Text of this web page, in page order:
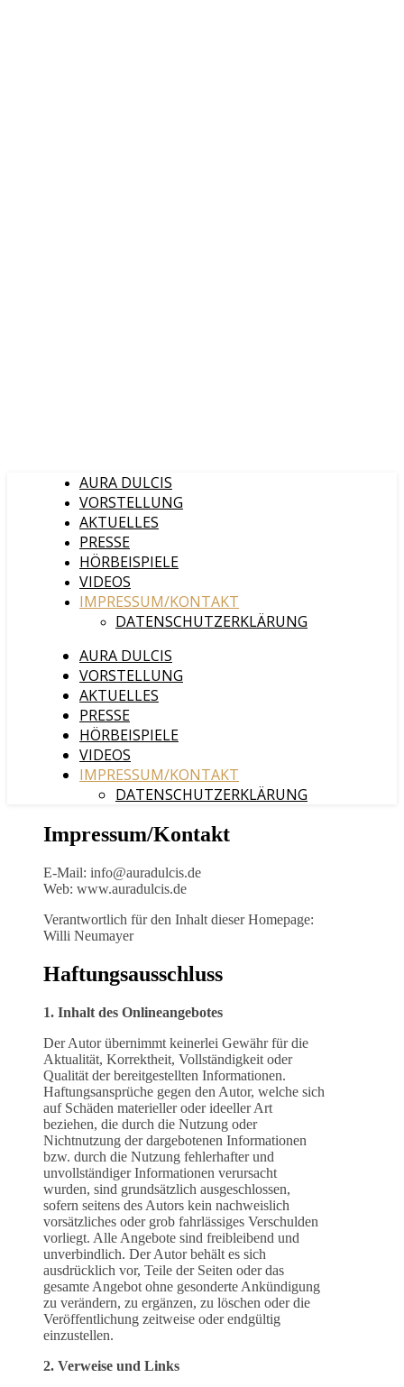
AURA DULCIS
VORSTELLUNG
AKTUELLES
PRESSE
HÖRBEISPIELE
VIDEOS
IMPRESSUM/KONTAKT
DATENSCHUTZERKLÄRUNG
AURA DULCIS
VORSTELLUNG
AKTUELLES
PRESSE
HÖRBEISPIELE
VIDEOS
IMPRESSUM/KONTAKT
DATENSCHUTZERKLÄRUNG
Impressum/Kontakt
E-Mail: info@auradulcis.de
Web: www.auradulcis.de
Verantwortlich für den Inhalt dieser Homepage:
Willi Neumayer
Haftungsausschluss
1. Inhalt des Onlineangebotes
Der Autor übernimmt keinerlei Gewähr für die
Aktualität, Korrektheit, Vollständigkeit oder
Qualität der bereitgestellten Informationen.
Haftungsansprüche gegen den Autor, welche sich
auf Schäden materieller oder ideeller Art
beziehen, die durch die Nutzung oder
Nichtnutzung der dargebotenen Informationen
bzw. durch die Nutzung fehlerhafter und
unvollständiger Informationen verursacht
wurden, sind grundsätzlich ausgeschlossen,
sofern seitens des Autors kein nachweislich
vorsätzliches oder grob fahrlässiges Verschulden
vorliegt. Alle Angebote sind freibleibend und
unverbindlich. Der Autor behält es sich
ausdrücklich vor, Teile der Seiten oder das
gesamte Angebot ohne gesonderte Ankündigung
zu verändern, zu ergänzen, zu löschen oder die
Veröffentlichung zeitweise oder endgültig
einzustellen.
2. Verweise und Links